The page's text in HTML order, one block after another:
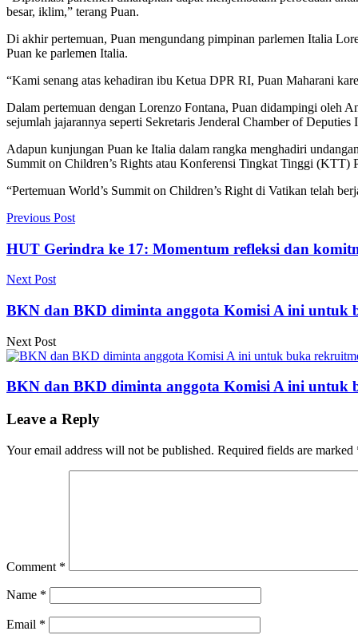
besar, iklim,” terang Puan.
Di akhir pertemuan, Puan mengundang pimpinan parlemen Italia
Puan ke parlemen Italia.
“Kami senang atas kehadiran ibu Ketua DPR RI, Puan Maharani
Dalam pertemuan dengan Lorenzo Fontana, Puan didampingi oleh
sejumlah jajarannya seperti Sekretaris Jenderal Chamber of
Adapun kunjungan Puan ke Italia dalam rangka menghadiri
Summit on Children’s Rights atau Konferensi Tingkat Tinggi (KTT)
“Pertemuan World’s Summit on Children’s Right di Vatikan telah
Previous Post
HUT Gerindra ke 17: Momentum refleksi dan
Next Post
BKN dan BKD diminta anggota Komisi A ini untuk
Next Post
BKN dan BKD diminta anggota Komisi A ini untuk
Leave a Reply
Your email address will not be published. Required fields are marked
Comment *
Name *
Email *